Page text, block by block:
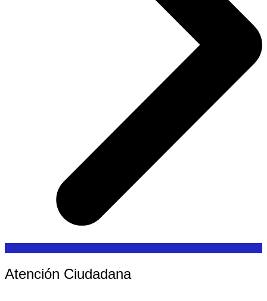
Atención Ciudadana